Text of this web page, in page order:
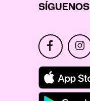
SÍGUENOS